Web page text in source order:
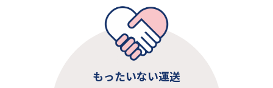
もったいない運送